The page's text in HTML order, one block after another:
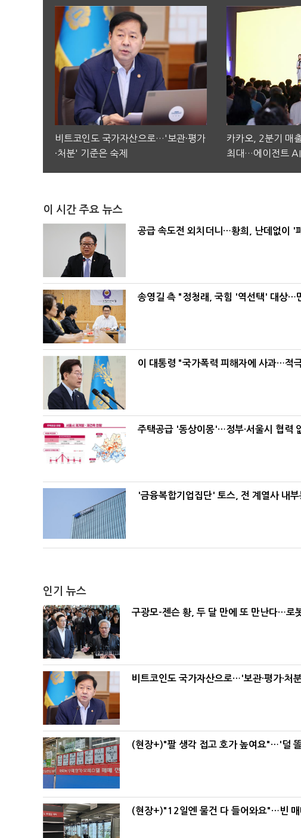
비트코인도 국가자산으로…'보관·평가
·처분' 기준은 숙제
카카오, 2분기 매
최대…에이전트 AI
이 시간 주요 뉴스
공급 속도전 외치더니…황희, 난데없이 '
송영길 측 "정청래, 국힘 '역선택' 대상…
이 대통령 "국가폭력 피해자에 사과…적
주택공급 '동상이몽'…정부·서울시 협력
'금융복합기업집단' 토스, 전 계열사 내
인기 뉴스
구광모-젠슨 황, 두 달 만에 또 만난다…로
비트코인도 국가자산으로…'보관·평가·처
(현장+)"팔 생각 접고 호가 높여요"…'덜
(현장+)"12일엔 물건 다 들어와요"…빈 매